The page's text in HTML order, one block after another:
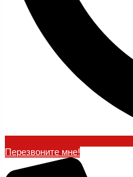
Перезвоните мне!